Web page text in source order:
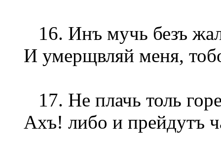
16. Инъ мучь безъ
И умерщвляй меня,
17. Не плачь толь
Ахъ! либо и прейдутъ